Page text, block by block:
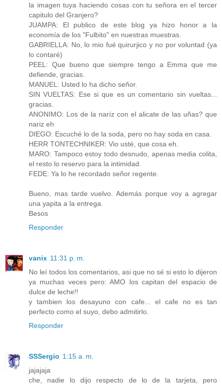
la imagen tuya haciendo cosas con tu señora en el tercer
capitulo del Granjero?
JUAMPA: El publico de este blog ya hizo honor a la
economía de los "Fulbito" en nuestras muestras.
GABRIELLA: No, lo mio fué quirurjico y no por voluntad (ya
lo contaré)
PEEL: Que bueno que siempre tengo a Emma que me
defiende, gracias.
MANUEL: Usted lo ha dicho señor.
SIN VUELTAS: Ese si que es un comentario sin vueltas...
gracias.
ANONIMO: Los de la naríz con el alicate de las uñas? que
nariz eh
DIEGO: Escuché lo de la soda, pero no hay soda en casa.
HERR TONTECHNIKER: Vio usté, que cosa eh.
MARO: Tampoco estoy todo desnudo, apenas media colita,
el resto lo reservo para la intimidad.
FEDE: Ya lo he recordado señor regente.
Bueno, mas tarde vuelvo. Además porque voy a agregar
una yapita a la entrega.
Besos
Responder
vanix 11:31 p. m.
No leí todos los comentarios, asi que no sé si esto lo dijeron
ya muchas veces pero: AMO los capitan del espacio de
dulce de leche!!
y tambien los desayuno con cafe... el cafe no es tan
perfecto como el suyo, debo admitirlo.
Responder
SSSergio 1:15 a. m.
jajajaja
che, nadie lo dijo respecto de lo de la tarjeta, pero